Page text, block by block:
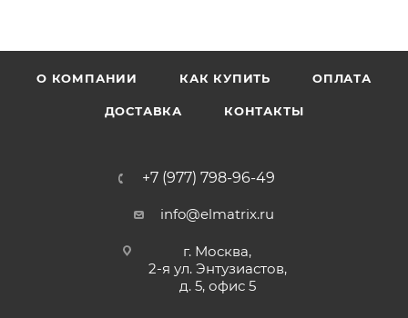
О КОМПАНИИ КАК КУПИТЬ ОПЛАТА
ДОСТАВКА КОНТАКТЫ
+7 (977) 798-96-49
info@elmatrix.ru
г. Москва,
2-я ул. Энтузиастов,
д. 5, офис 5